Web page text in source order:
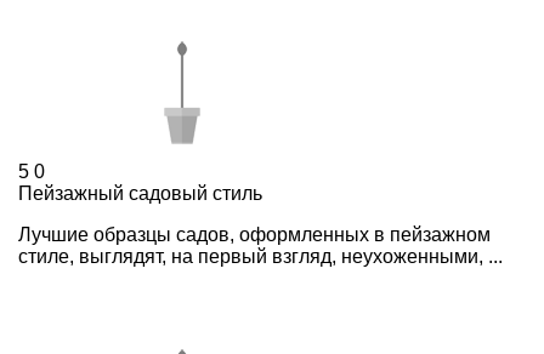
5 0
Пейзажный садовый стиль
Лучшие образцы садов, оформленных в пейзажном
стиле, выглядят, на первый взгляд, неухоженными, ...